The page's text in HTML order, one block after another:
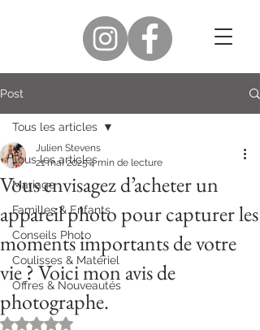
Post
Tous les articles
Mariage
Familles & Enfants
Conseils Photo
Coulisses & Matériel
Offres & Nouveautés
Tous les articles
Vous envisagez d’acheter un
appareil photo pour capturer les
moments importants de votre
vie ? Voici mon avis de
photographe.
Julien Stevens
21 mai 20254 min de lecture
Noté NaN étoiles sur 5.